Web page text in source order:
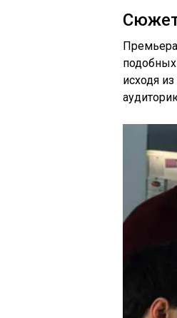
Премьера
подобных
исходя